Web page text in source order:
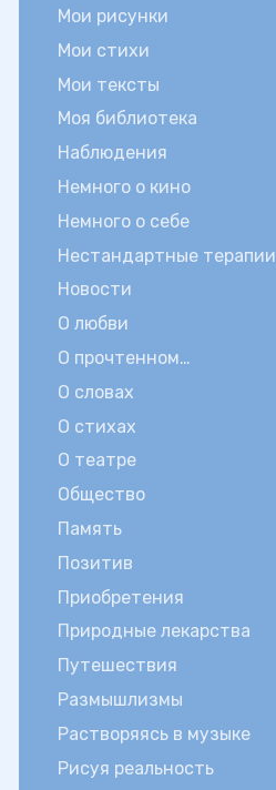
Мои рисунки
Мои стихи
Мои тексты
Моя библиотека
Наблюдения
Немного о кино
Немного о себе
Нестандартные терапии
Новости
О любви
О прочтенном…
О словах
О стихах
О театре
Общество
Память
Позитив
Приобретения
Природные лекарства
Путешествия
Размышлизмы
Растворяясь в музыке
Рисуя реальность